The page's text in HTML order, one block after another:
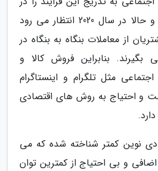
سطح جهانی تغییر داد و حالا در سال 2020 انتظار می رود
از معاملات بنگاه به بنگاه در
بگیرند. بنابراین فروش کالا و
مثل تلگرام و اینستاگرام
و احتیاج به روش های اقتصادی
نوین کمتر شناخته شده که می
و بی احتیاج از کمترین توان